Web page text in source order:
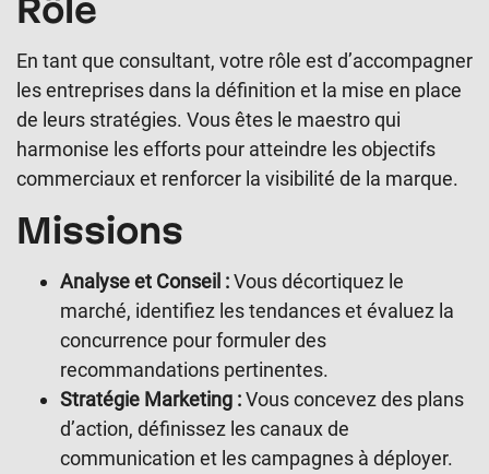
Rôle
En tant que consultant, votre rôle est d’accompagner
les entreprises dans la définition et la mise en place
de leurs stratégies. Vous êtes le maestro qui
harmonise les efforts pour atteindre les objectifs
commerciaux et renforcer la visibilité de la marque.
Missions
Analyse et Conseil :Vous décortiquez le
marché, identifiez les tendances et évaluez la
concurrence pour formuler des
recommandations pertinentes.
Stratégie Marketing :Vous concevez des plans
d’action, définissez les canaux de
communication et les campagnes à déployer.